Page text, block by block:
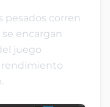
pesados corren
encargan
juego
rendimiento